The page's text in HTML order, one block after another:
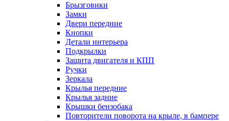
Брызговики
Замки
Двери передние
Кнопки
Детали интерьера
Подкрылки
Защита двигателя и КПП
Ручки
Зеркала
Крылья передние
Крылья задние
Крышки бензобака
Повторители поворота на крыле, в бампере